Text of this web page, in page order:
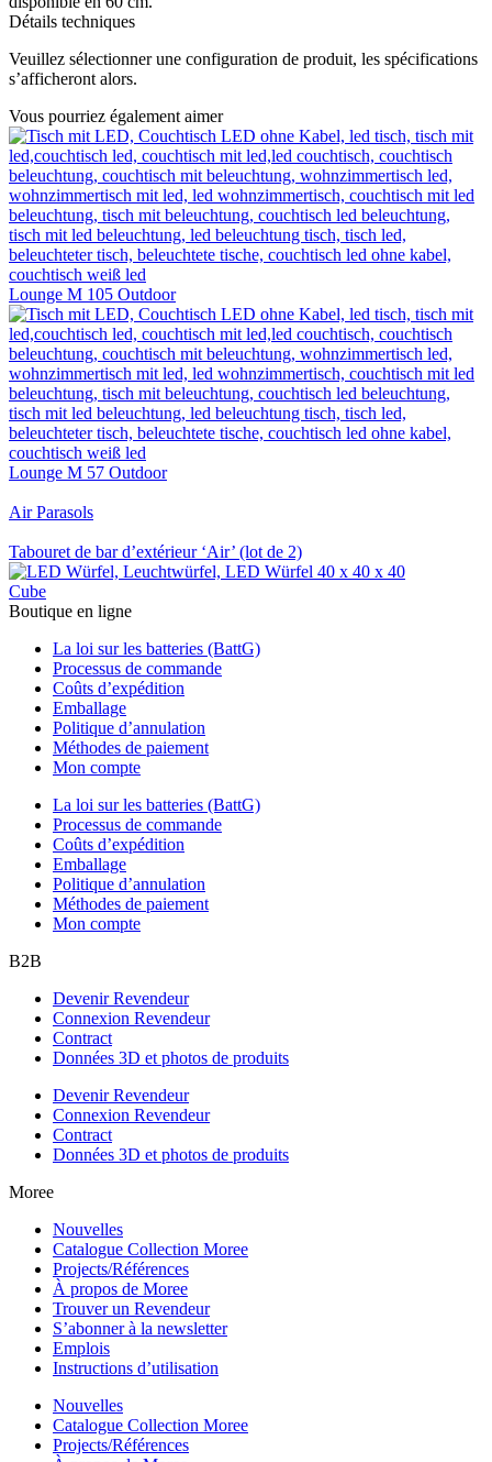
Détails techniques
Veuillez sélectionner une configuration de produit, les spécifications
s’afficheront alors.
Vous pourriez également aimer
Lounge M 105 Outdoor
Lounge M 57 Outdoor
Air Parasols
Tabouret de bar d’extérieur ‘Air’ (lot de 2)
Cube
Boutique en ligne
La loi sur les batteries (BattG)
Processus de commande
Coûts d’expédition
Emballage
Politique d’annulation
Méthodes de paiement
Mon compte
La loi sur les batteries (BattG)
Processus de commande
Coûts d’expédition
Emballage
Politique d’annulation
Méthodes de paiement
Mon compte
B2B
Devenir Revendeur
Connexion Revendeur
Contract
Données 3D et photos de produits
Devenir Revendeur
Connexion Revendeur
Contract
Données 3D et photos de produits
Moree
Nouvelles
Catalogue Collection Moree
Projects/Références
À propos de Moree
Trouver un Revendeur
S’abonner à la newsletter
Emplois
Instructions d’utilisation
Nouvelles
Catalogue Collection Moree
Projects/Références